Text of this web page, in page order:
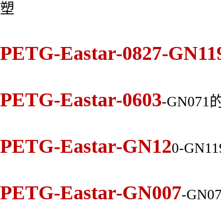
塑
PETG-Eastar-0827-
PETG-Eastar-0603-GN071
PETG-Eastar-GN120-
PETG-Eastar-GN007-